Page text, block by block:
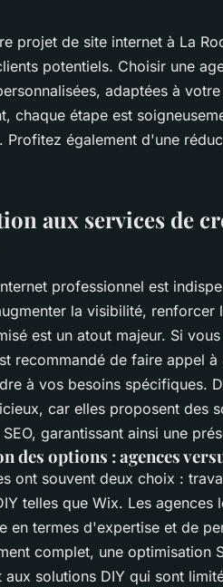
projet de site internet à La
potentiels. Choisir une
adaptées à
chaque étape est
Profitez également d'une
aux services de
professionnel est
la visibilité,
est un atout majeur. Si vous
recommandé de faire appel
à vos besoins spécifiques.
car elles proposent des
garantissant ainsi une
des options : agences
ont souvent deux choix :
telles que Wix. Les
en termes d'expertise et de
complet, une optimisation
aux solutions DIY qui sont